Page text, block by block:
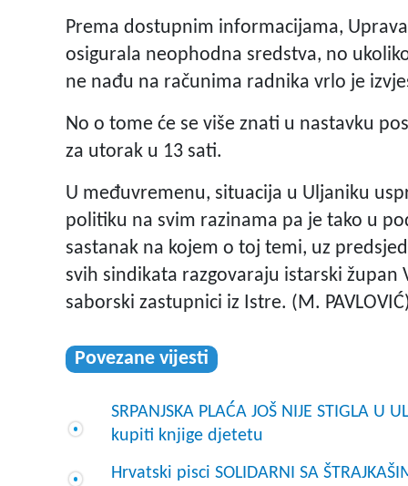
Prema dostupnim informacijama,
osigurala neophodna sredstva, no
ne nađu na računima radnika vrlo je
No o tome će se više znati u nastavku
za utorak u 13 sati.
U međuvremenu, situacija u Uljaniku
politiku na svim razinama pa je tako u
sastanak na kojem o toj temi, uz
svih sindikata razgovaraju istarski župan
saborski zastupnici iz Istre. (M.
Povezane vijesti
SRPANJSKA PLAĆA JOŠ NIJE STIGLA
kupiti knjige djetetu
Hrvatski pisci SOLIDARNI SA